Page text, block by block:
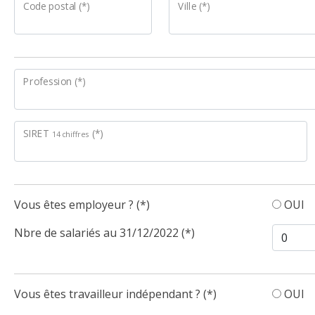
Code postal (*) Ville (*)
Profession (*)
SIRET 14 chiffres (*)
Vous êtes employeur ? (*)
OUI
Nbre de salariés au 31/12/2022 (*)
Vous êtes travailleur indépendant ? (*) OUI